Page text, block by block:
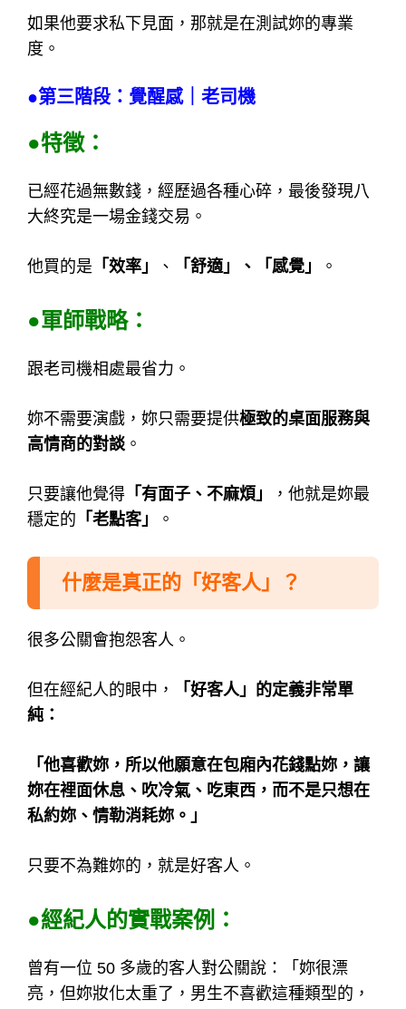
如果他要求私下見面，那就是在測試妳的專業
度。
●第三階段：覺醒感｜老司機
●特徵：
已經花過無數錢，經歷過各種心碎，最後發現八
大終究是一場金錢交易。
他買的是 「效率」 、 「舒適」、「感覺」 。
●軍師戰略：
跟老司機相處最省力。
妳不需要演戲，妳只需要提供極致的桌面服務與
高情商的對談。
只要讓他覺得 「有面子、不麻煩」
，他就是妳最
穩定的 「老點客」 。
什麼是真正的「好客人」？
很多公關會抱怨客人。
但在經紀人的眼中，
「好客人」的定義非常單
純：
「他喜歡妳，所以他願意在包廂內花錢點妳，讓
妳在裡面休息、吹冷氣、吃東西，而不是只想在
私約妳、情勒消耗妳。」
只要不為難妳的，就是好客人。
●經紀人的實戰案例：
曾有一位 50 多歲的客人對公關說：「妳很漂
亮，但妳妝化太重了，男生不喜歡這種類型的，